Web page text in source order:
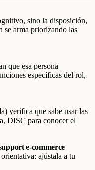
sino la disposición,
arma priorizando las
que esa persona
específicas del rol,
verifica que sabe usar las
DISC para conocer el
e-commerce
ajústala a tu